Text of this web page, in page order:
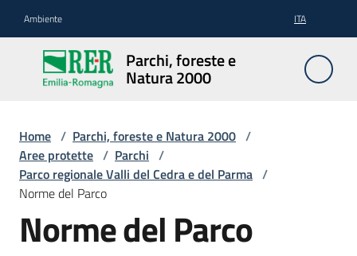
Ambiente ITA
Parchi, foreste e
Natura 2000
Parchi,
foreste
e
2000
Aree
Protette
Home / Parchi, foreste e Natura 2000 /
Aree protette / Parchi /
Parco regionale Valli del Cedra e del Parma /
Norme del Parco
Norme del Parco